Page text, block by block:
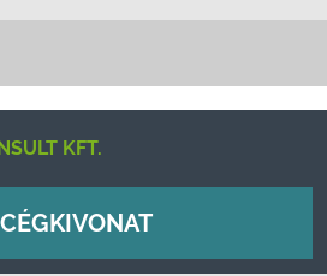
KFT.
CÉGKIVONAT